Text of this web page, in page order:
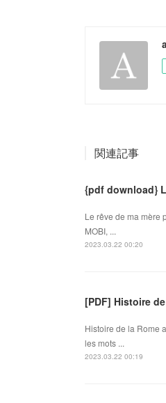
関連記事
{pdf download}
Le rêve de ma mère
MOBI, ...
2023.03.22 00:20
[PDF] Histoire
Histoire de la Rome
les mots ...
2023.03.22 00:19